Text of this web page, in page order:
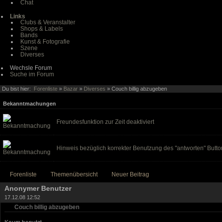
Chat
Links
Clubs & Veranstalter
Shops & Labels
Bands
Kunst & Fotografie
Szene
Diverses
Wechsle Forum
Suche im Forum
Du bist hier: Forenliste » Bazar » Diverses » Couch billig abzugeben
Bekanntmachungen
Freundesfunktion zur Zeit deaktiviert
Hinweis bezüglich korrekter Benutzung des "antworten"
Forenliste Themenübersicht Neuer Beitrag
Anonymer Benutzer
17.12.08 12:52
Couch billig abzugeben